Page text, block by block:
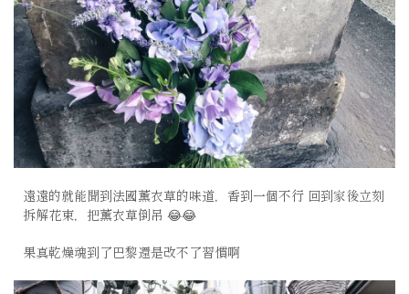
遠遠的就能聞到法國薰衣草的味道，香到一個不行 回到家後立刻
拆解花束，把薰衣草倒吊 😂😂
果真乾燥魂到了巴黎還是改不了習慣啊